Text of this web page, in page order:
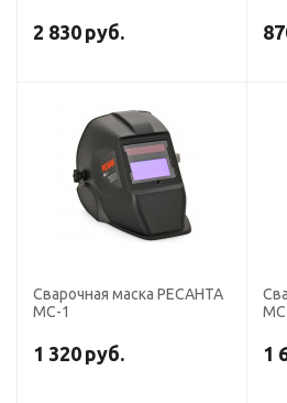
2 830 руб.
Сварочная маска РЕСАНТА
МС-1
1 320 руб. 1